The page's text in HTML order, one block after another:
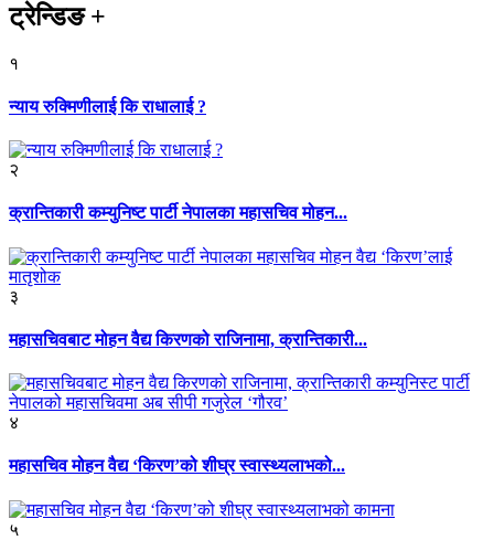
ट्रेन्डिङ+
१
न्याय रुक्मिणीलाई कि राधालाई ?
२
क्रान्तिकारी कम्युनिष्ट पार्टी नेपालका महासचिव मोहन...
३
महासचिवबाट मोहन वैद्य किरणको राजिनामा, क्रान्तिकारी...
४
महासचिव मोहन वैद्य ‘किरण’को शीघ्र स्वास्थ्यलाभको...
५